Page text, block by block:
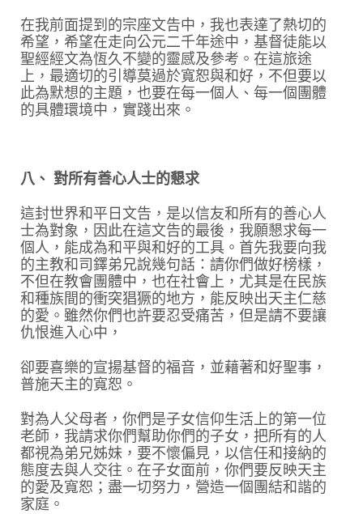
在我前面提到的宗座文告中，我也表達了熱切的
希望，希望在走向公元二千年途中，基督徒能以
聖經經文為恆久不變的靈感及參考。在這旅途
上，最適切的引導莫過於寬恕與和好，不但要以
此為默想的主題，也要在每一個人、每一個團體
的具體環境中，實踐出來。
八、 對所有善心人士的懇求
這封世界和平日文告，是以信友和所有的善心人
士為對象，因此在這文告的最後，我願懇求每一
個人，能成為和平與和好的工具。首先我要向我
的主教和司鐸弟兄說幾句話：請你們做好榜樣，
不但在教會團體中，也在社會上，尤其是在民族
和種族間的衝突猖獗的地方，能反映出天主仁慈
的愛。雖然你們也許要忍受痛苦，但是請不要讓
仇恨進入心中，
卻要喜樂的宣揚基督的福音，並藉著和好聖事，
普施天主的寬恕。
對為人父母者，你們是子女信仰生活上的第一位
老師，我請求你們幫助你們的子女，把所有的人
都視為弟兄姊妹，要不懷偏見，以信任和接納的
態度去與人交往。在子女面前，你們要反映天主
的愛及寬恕；盡一切努力，營造一個團結和諧的
家庭。